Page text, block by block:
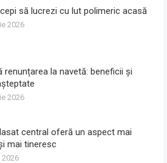
să lucrezi cu lut polimeric acasă
2026
renunțarea la navetă: beneficii și
2026
central oferă un aspect mai
mai tineresc
2026